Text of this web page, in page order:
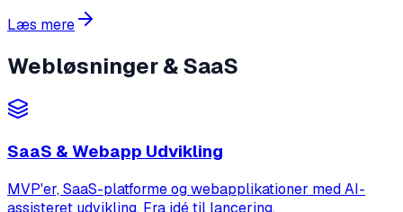
Læs mere
Webløsninger & SaaS
SaaS & Webapp Udvikling
MVP'er, SaaS-platforme og webapplikationer med AI-
assisteret udvikling. Fra idé til lancering.